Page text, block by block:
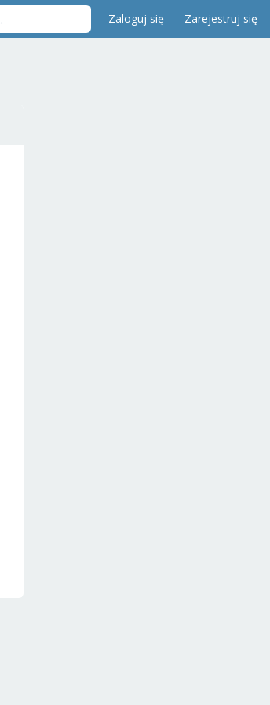
Zaloguj się Zarejestruj się